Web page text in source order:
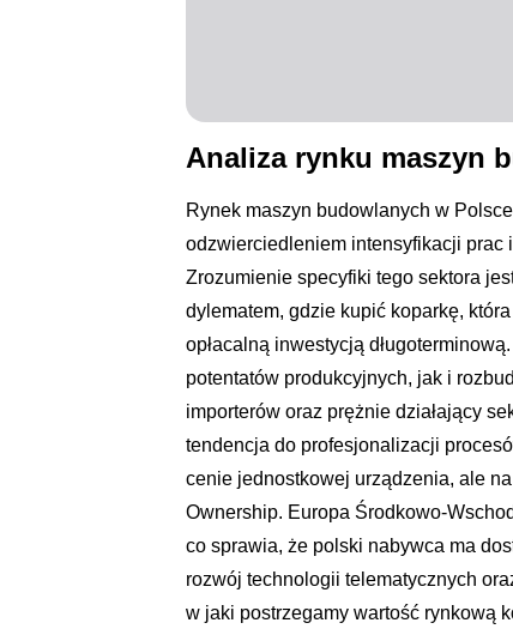
Analiza rynku maszyn
Rynek maszyn budowlanych w
odzwierciedleniem intensyfikacji prac
Zrozumienie specyfiki tego sektora
dylematem, gdzie kupić koparkę,
opłacalną inwestycją
potentatów produkcyjnych, jak i
importerów oraz prężnie działający
tendencja do profesjonalizacji
cenie jednostkowej urządzenia, ale
Ownership. Europa Środkowo-
co sprawia, że polski nabywca ma
rozwój technologii telematycznych
w jaki postrzegamy wartość rynkową